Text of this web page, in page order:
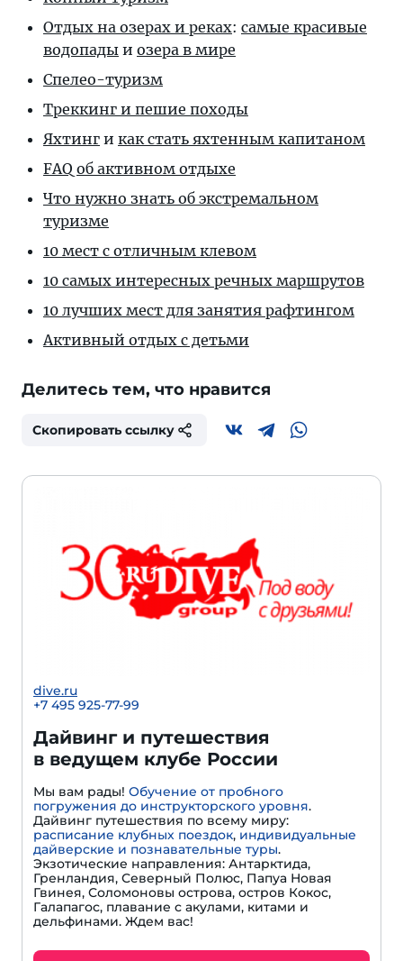
Отдых на озерах и реках: самые красивые
водопады и озера в мире
Спелео-туризм
Треккинг и пешие походы
Яхтинг и как стать яхтенным капитаном
FAQ об активном отдыхе
Что нужно знать об экстремальном
туризме
10 мест с отличным клевом
10 самых интересных речных маршрутов
10 лучших мест для занятия рафтингом
Активный отдых с детьми
Делитесь тем, что нравится
Скопировать ссылку
dive.ru
+7 495 925-77-99
Дайвинг и путешествия
в ведущем клубе России
Мы вам рады! Обучение от пробного
погружения до инструкторского уровня.
Дайвинг путешествия по всему миру:
расписание клубных поездок, индивидуальные
дайверские и познавательные туры.
Экзотические направления: Антарктида,
Гренландия, Северный Полюс, Папуа Новая
Гвинея, Соломоновы острова, остров Кокос,
Галапагос, плавание с акулами, китами и
дельфинами. Ждем вас!